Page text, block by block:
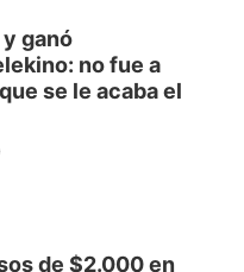
ganó
no fue a
se le acaba el
de $2.000 en